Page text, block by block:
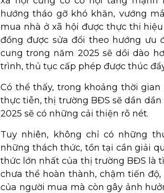
hướng tháo gỡ khó khăn, vướng
mua nhà ở xã hội được thực thi
đồng được sửa đổi theo hướng ưu
cung trong năm 2025 sẽ dồi dào
trình, thủ tục cấp phép được thúc
Có thể thấy, trong khoảng thời
thực tiễn, thị trường BĐS sẽ dần
2025 sẽ có những cải thiện rõ nét.
Tuy nhiên, không chỉ có những
những thách thức, tồn tại cần giải
thức lớn nhất của thị trường BĐS là
chưa thể hoàn thành, chậm tiến
của người mua mà còn gây ảnh